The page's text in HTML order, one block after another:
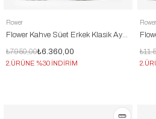
Flower
Flower Kahve Süet Erkek Klasik Ayakkabı
₺6.360,00
₺7.950,00
2.ÜRÜNE %30 İNDİRİM
Flower